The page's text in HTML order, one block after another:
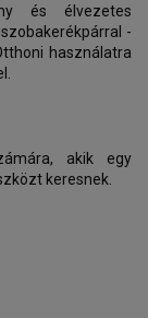
és élvezetes
-
használatra
akik egy
keresnek.